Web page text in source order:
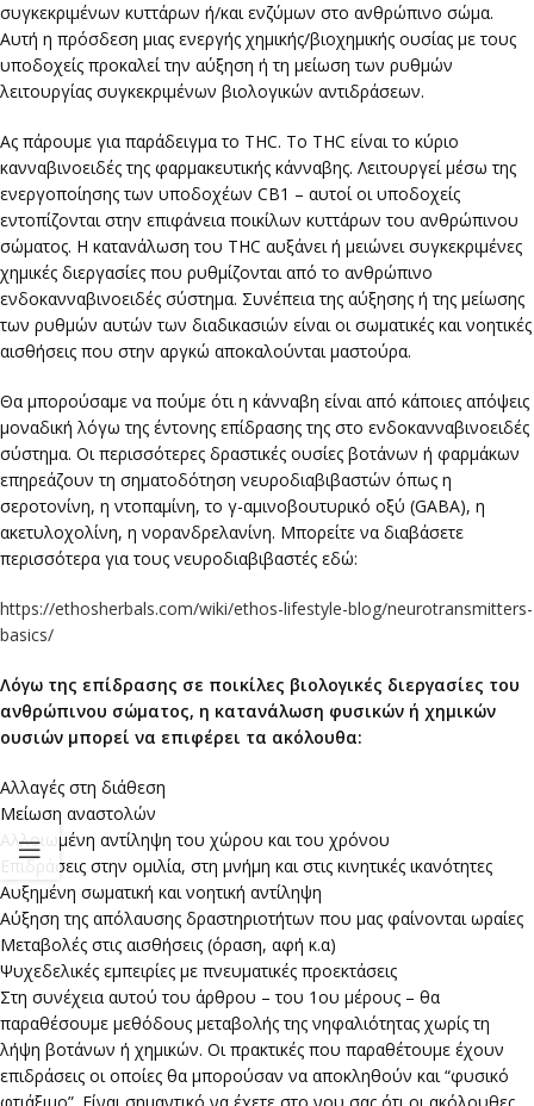
συγκεκριμένων κυττάρων ή/και ενζύμων στο ανθρώπινο σώμα.
Αυτή η πρόσδεση μιας ενεργής χημικής/βιοχημικής ουσίας με τους
υποδοχείς προκαλεί την αύξηση ή τη μείωση των ρυθμών
λειτουργίας συγκεκριμένων βιολογικών αντιδράσεων.
Ας πάρουμε για παράδειγμα το THC. Το THC είναι το κύριο
κανναβινοειδές της φαρμακευτικής κάνναβης. Λειτουργεί μέσω της
ενεργοποίησης των υποδοχέων CB1 – αυτοί οι υποδοχείς
εντοπίζονται στην επιφάνεια ποικίλων κυττάρων του ανθρώπινου
σώματος. Η κατανάλωση του THC αυξάνει ή μειώνει συγκεκριμένες
χημικές διεργασίες που ρυθμίζονται από το ανθρώπινο
ενδοκανναβινοειδές σύστημα. Συνέπεια της αύξησης ή της μείωσης
των ρυθμών αυτών των διαδικασιών είναι οι σωματικές και νοητικές
αισθήσεις που στην αργκώ αποκαλούνται μαστούρα.
Θα μπορούσαμε να πούμε ότι η κάνναβη είναι από κάποιες απόψεις
μοναδική λόγω της έντονης επίδρασης της στο ενδοκανναβινοειδές
σύστημα. Οι περισσότερες δραστικές ουσίες βοτάνων ή φαρμάκων
επηρεάζουν τη σηματοδότηση νευροδιαβιβαστών όπως η
σεροτονίνη, η ντοπαμίνη, το γ-αμινοβουτυρικό οξύ (GABA), η
ακετυλοχολίνη, η νορανδρελανίνη. Μπορείτε να διαβάσετε
περισσότερα για τους νευροδιαβιβαστές εδώ:
https://ethosherbals.com/wiki/ethos-lifestyle-blog/neurotransmitters-
basics/
Λόγω της επίδρασης σε ποικίλες βιολογικές διεργασίες του
ανθρώπινου σώματος, η κατανάλωση φυσικών ή χημικών
ουσιών μπορεί να επιφέρει τα ακόλουθα:
Αλλαγές στη διάθεση
Μείωση αναστολών
Αλλοιωμένη αντίληψη του χώρου και του χρόνου
Επιδράσεις στην ομιλία, στη μνήμη και στις κινητικές ικανότητες
Αυξημένη σωματική και νοητική αντίληψη
Αύξηση της απόλαυσης δραστηριοτήτων που μας φαίνονται ωραίες
Μεταβολές στις αισθήσεις (όραση, αφή κ.α)
Ψυχεδελικές εμπειρίες με πνευματικές προεκτάσεις
Στη συνέχεια αυτού του άρθρου – του 1ου μέρους – θα
παραθέσουμε μεθόδους μεταβολής της νηφαλιότητας χωρίς τη
λήψη βοτάνων ή χημικών. Οι πρακτικές που παραθέτουμε έχουν
επιδράσεις οι οποίες θα μπορούσαν να αποκληθούν και “φυσικό